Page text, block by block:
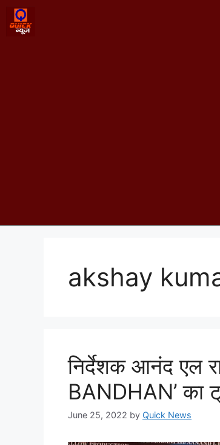
akshay
निर्देशक आनंद एल
BANDHAN’ का
June 25, 2022 by Quick News